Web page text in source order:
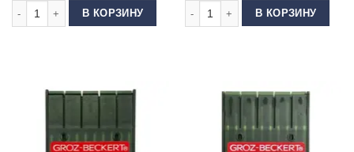
Количество товара Иглы для швейной машины GROZ BECKERT DP5 90
В КОРЗИНУ
Количество товара Иглы для
В КОРЗИНУ